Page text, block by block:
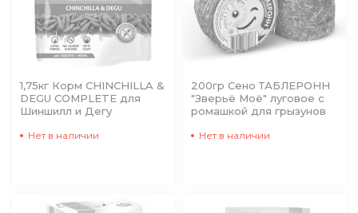
1,75кг Корм CHINCHILLA &
DEGU COMPLETE для
Шиншилл и Дегу
Нет в наличии
200гр Сено ТАБЛЕРОНН
"Зверьё Моё" луговое с
ромашкой для грызунов
Нет в наличии